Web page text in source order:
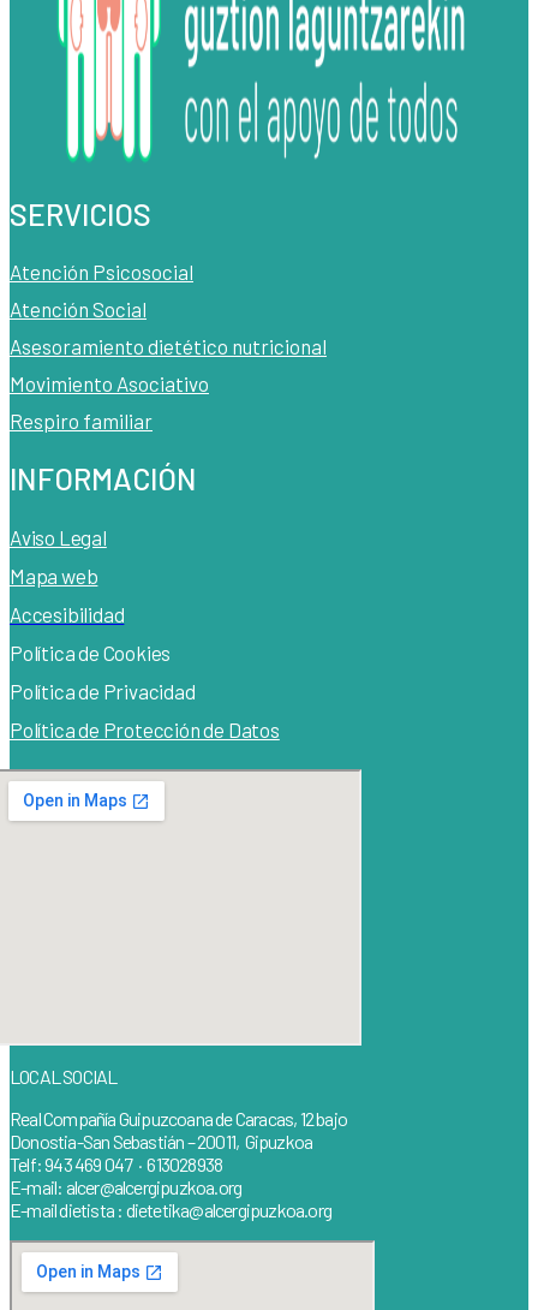
SERVICIOS
Atención Psicosocial
Atención Social
Asesoramiento dietético nutricional
Movimiento Asociativo
Respiro familiar
INFORMACIÓN
Aviso Legal
Mapa web
Accesibilidad
Política de Cookies
Política de Privacidad
Política de Protección de Datos
LOCAL SOCIAL
Real Compañía Guipuzcoana de Caracas, 12 bajo
Donostia-San Sebastián – 20011, Gipuzkoa
Telf: 943 469 047 · 613028938
E-mail: alcer@alcergipuzkoa.org
E-mail dietista : dietetika@alcergipuzkoa.org